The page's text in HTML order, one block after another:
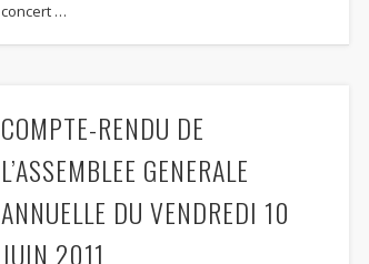
concert …
COMPTE-RENDU DE
L’ASSEMBLEE GENERALE
ANNUELLE DU VENDREDI 10
JUIN 2011